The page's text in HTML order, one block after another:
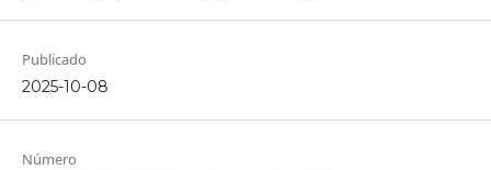
Publicado
2025-10-08
Número